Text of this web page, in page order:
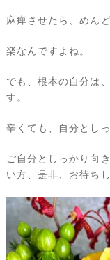
麻痺させたら、めん
楽なんですよね。
でも、根本の自分は
す。
辛くても、自分とし
ご自分としっかり向
い方、是非、お待ち